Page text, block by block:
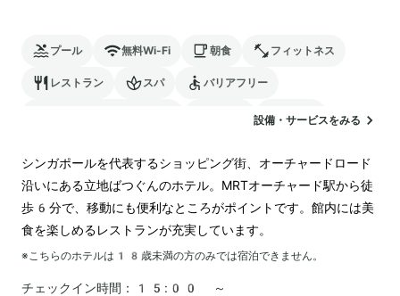
プール 無料Wi-Fi 朝食 フィットネス
レストラン スパ バリアフリー
駐車場
設備・サービスをみる
シンガポールを代表するショッピング街、オーチャードロード
沿いにある立地ばつぐんのホテル。MRTオーチャード駅から徒
歩6分で、移動にも便利なところがポイントです。館内には美
食を楽しめるレストランが充実しています。
※こちらのホテルは 18 歳未満の方のみでは宿泊できません。
チェックイン時間：
15:00 ～